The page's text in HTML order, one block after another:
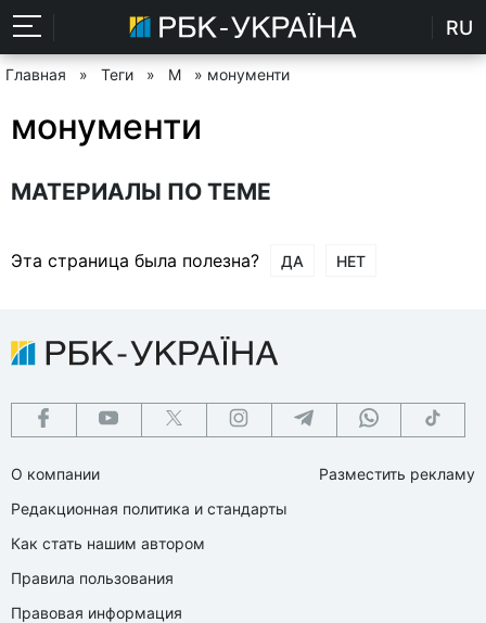
RU
Главная » Теги » М » монументи
монументи
МАТЕРИАЛЫ ПО ТЕМЕ
Эта страница была полезна? ДА НЕТ
О компании
Редакционная политика и стандарты
Как стать нашим автором
Правила пользования
Правовая информация
Разместить рекламу